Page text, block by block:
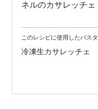
ネルのカサレッチェ
このレシピに使用したパスタ
冷凍生カサレッチェ